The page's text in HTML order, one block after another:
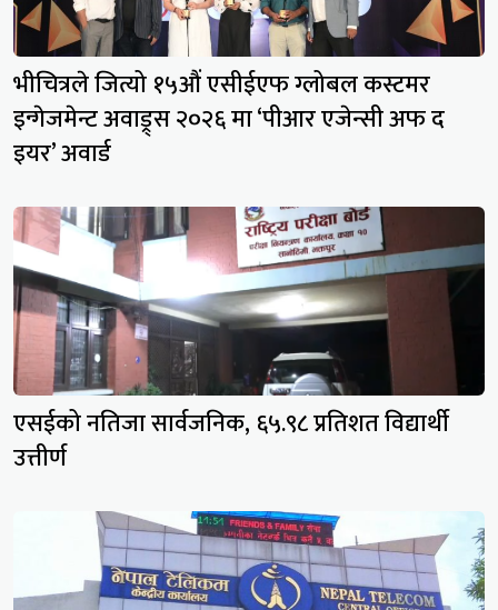
भीचित्रले जित्यो १५औं एसीईएफ ग्लोबल कस्टमर
इन्गेजमेन्ट अवाड्र्स २०२६ मा ‘पीआर एजेन्सी अफ द
इयर’ अवार्ड
एसईको नतिजा सार्वजनिक, ६५.९८ प्रतिशत विद्यार्थी
उत्तीर्ण